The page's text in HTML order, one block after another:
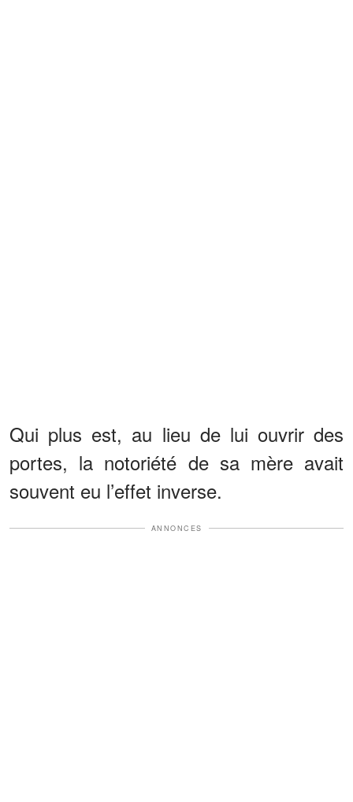
Qui plus est, au lieu de lui ouvrir des
portes, la notoriété de sa mère avait
souvent eu l’effet inverse.
ANNONCES